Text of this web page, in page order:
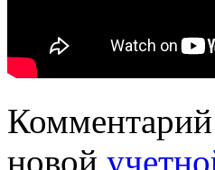
новой